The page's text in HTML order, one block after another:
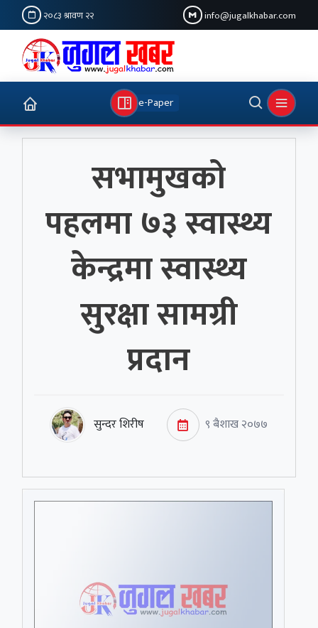
२०८३ श्रावण २२ info@jugalkhabar.com
e-Paper
सभामुखको
पहलमा ७३ स्वास्थ्य
केन्द्रमा स्वास्थ्य
सुरक्षा सामग्री
प्रदान
सुन्दर शिरीष ९ बैशाख २०७७